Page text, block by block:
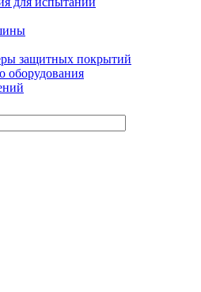
ЧПУ
разрывные машины
разрывные машины
деформации)
для испытаний
защитных покрытий
оборудования